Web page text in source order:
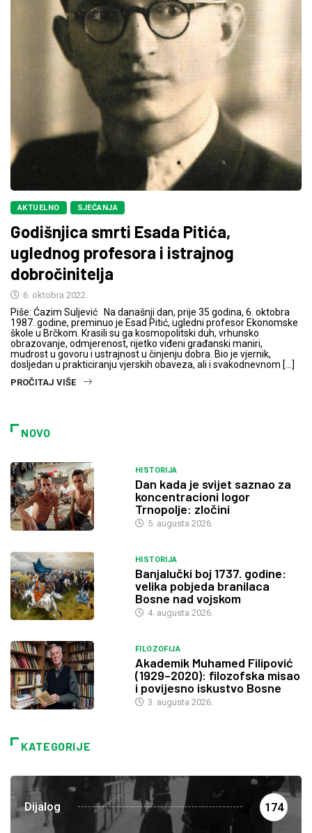
AKTUELNO SJEĆANJA
Godišnjica smrti Esada Pitića,
uglednog profesora i istrajnog
dobročinitelja
6. oktobra 2022.
Piše: Ćazim Suljević Na današnji dan, prije 35 godina, 6. oktobra
1987. godine, preminuo je Esad Pitić, ugledni profesor Ekonomske
škole u Brčkom. Krasili su ga kosmopolitski duh, vrhunsko
obrazovanje, odmjerenost, rijetko viđeni građanski maniri,
mudrost u govoru i ustrajnost u činjenju dobra. Bio je vjernik,
dosljedan u prakticiranju vjerskih obaveza, ali i svakodnevnom […]
PROČITAJ VIŠE
NOVO
HISTORIJA
Dan kada je svijet saznao za
koncentracioni logor
Trnopolje: zločini
5. augusta 2026.
HISTORIJA
Banjalučki boj 1737. godine:
velika pobjeda branilaca
Bosne nad vojskom
4. augusta 2026.
FILOZOFIJA
Akademik Muhamed Filipović
(1929–2020): filozofska misao
i povijesno iskustvo Bosne
3. augusta 2026.
KATEGORIJE
Dijalog 174